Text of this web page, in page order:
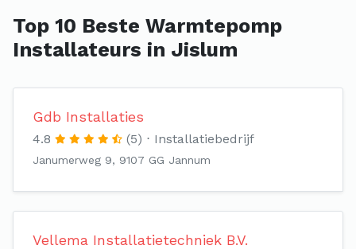
Top 10 Beste Warmtepomp
Installateurs in Jislum
Gdb Installaties
4.8 (5) Installatiebedrijf
Janumerweg 9, 9107 GG Jannum
Vellema Installatietechniek B.V.